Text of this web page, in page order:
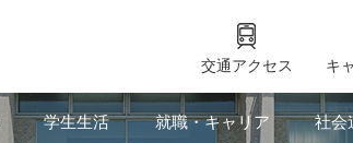
交通アクセス キ
学生生活 就職・キャリア 社会